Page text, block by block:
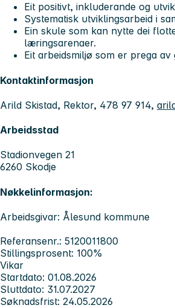
Eit positivt, inkluderande og
Systematisk utviklingsarbeid i
Ein skule som kan nytte dei
læringsarenaer.
Eit arbeidsmiljø som er prega
Kontaktinformasjon
Arild Skistad, Rektor, 478 97 914,
Arbeidsstad
Stadionvegen 21
6260 Skodje
Nøkkelinformasjon:
Arbeidsgivar: Ålesund kommune
Referansenr.: 5120011800
Stillingsprosent: 100%
Vikar
Startdato: 01.08.2026
Sluttdato: 31.07.2027
Søknadsfrist: 24.05.2026